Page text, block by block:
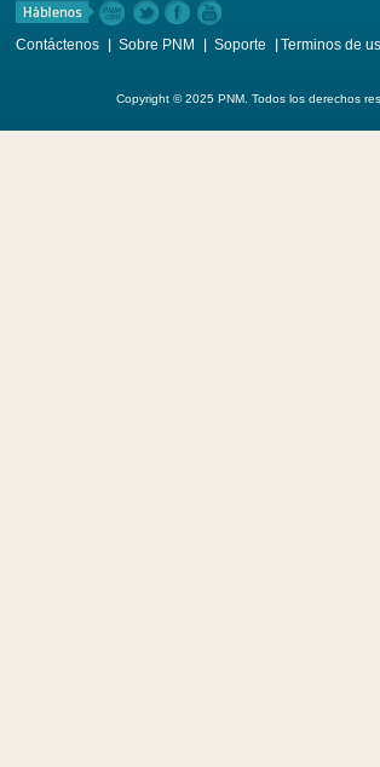
Contáctenos Sobre PNM Soporte Terminos de
Copyright © 2025 PNM. Todos los derechos